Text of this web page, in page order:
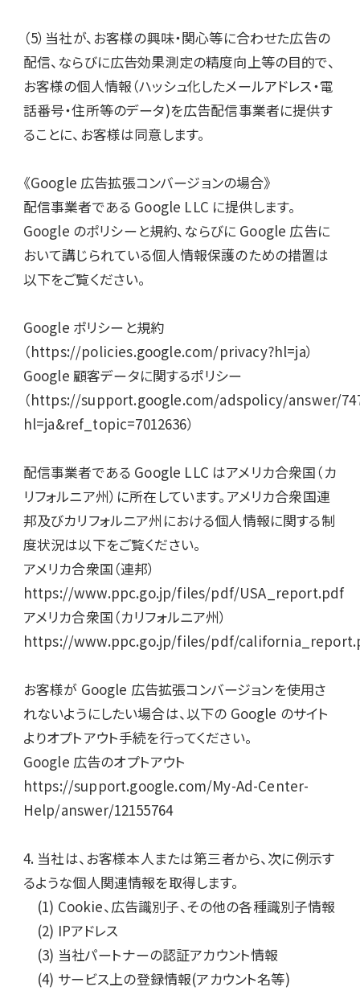
（5）当社が、お客様の興味・関心等に合わせた広告の
配信、ならびに広告効果測定の精度向上等の目的で、
お客様の個人情報（ハッシュ化したメールアドレス・電
話番号・住所等のデータ)を広告配信事業者に提供す
ることに、お客様は同意します。
《Google 広告拡張コンバージョンの場合》
配信事業者である Google LLC に提供します。
Google のポリシーと規約、ならびに Google 広告に
おいて講じられている個人情報保護のための措置は
以下をご覧ください。
Google ポリシーと規約
（https://policies.google.com/privacy?hl=ja）
Google 顧客データに関するポリシー
（https://support.google.com/adspolicy/answer/
hl=ja&ref_topic=7012636）
配信事業者である Google LLC はアメリカ合衆国（カ
リフォルニア州）に所在しています。アメリカ合衆国連
邦及びカリフォルニア州における個人情報に関する制
度状況は以下をご覧ください。
アメリカ合衆国（連邦）
https://www.ppc.go.jp/files/pdf/USA_report.pdf
アメリカ合衆国（カリフォルニア州）
https://www.ppc.go.jp/files/pdf/
お客様が Google 広告拡張コンバージョンを使用さ
れないようにしたい場合は、以下の Google のサイト
よりオプトアウト手続を行ってください。
Google 広告のオプトアウト
https://support.google.com/My-Ad-Center-
Help/answer/12155764
4. 当社は、お客様本人または第三者から、次に例示す
るような個人関連情報を取得します。
(1) Cookie、広告識別子、その他の各種識別子情報
(2) IPアドレス
(3) 当社パートナーの認証アカウント情報
(4) サービス上の登録情報(アカウント名等)